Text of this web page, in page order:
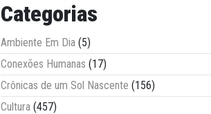
Categorias
Ambiente Em Dia (5)
Conexões Humanas (17)
Crônicas de um Sol Nascente (156)
Cultura (457)